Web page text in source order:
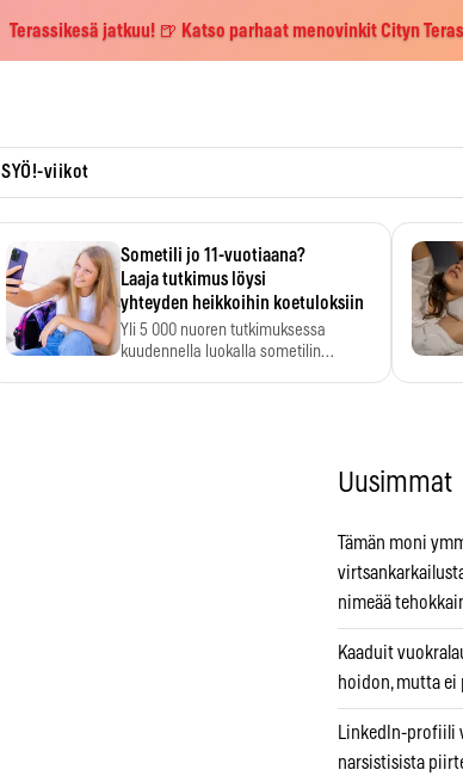
Terassikesä jatkuu! 🍺 Katso parhaat menovinkit Cityn
SYÖ!-viikot
Sometili jo 11-vuotiaana?
Laaja tutkimus löysi
yhteyden heikkoihin koetuloksiin
Yli 5 000 nuoren tutkimuksessa
kuudennella luokalla sometilin…
Uusimmat
Tämän moni
nimeää
Kaaduit
hoidon, mutta ei
LinkedIn-profiili
narsistisista